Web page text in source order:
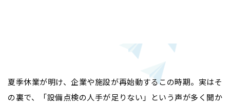
夏季休業が明け、企業や施設が再始動するこの時期。実はそ
の裏で、「設備点検の人手が足りない」という声が多く聞か